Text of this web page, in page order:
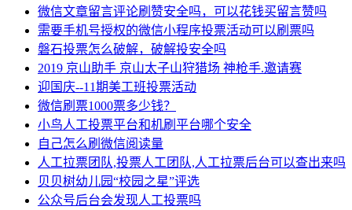
微信文章留言评论刷赞安全吗，可以花钱买留言赞吗
需要手机号授权的微信小程序投票活动可以刷票吗
磐石投票怎么破解，破解投安全吗
2019 京山助手 京山太子山狩猎场 神枪手.邀请赛
迎国庆--11期美工班投票活动
微信刷票1000票多少钱？
小鸟人工投票平台和机刷平台哪个安全
自己怎么刷微信阅读量
人工拉票团队,投票人工团队,人工拉票后台可以查出来吗
贝贝树幼儿园“校园之星”评选
公众号后台会发现人工投票吗